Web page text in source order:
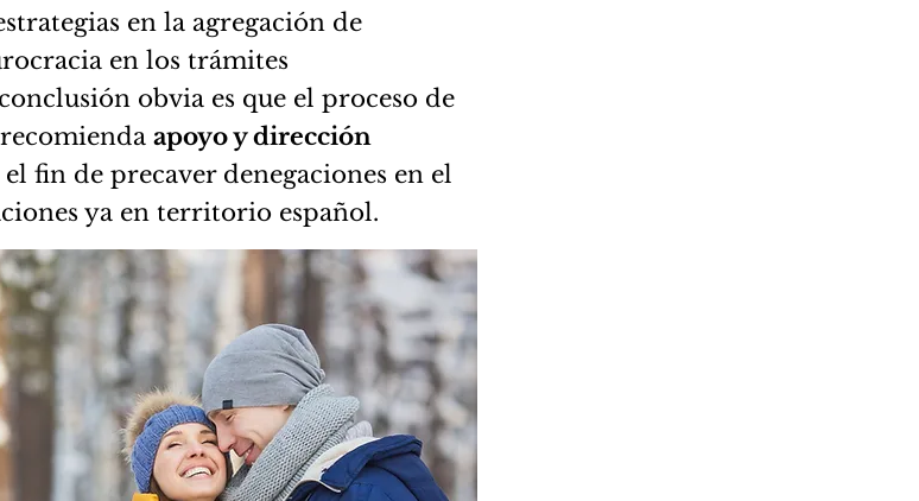
en la agregación de
en los trámites
obvia es que el proceso de
apoyo y dirección
el fin de precaver denegaciones en el
ya en territorio español.